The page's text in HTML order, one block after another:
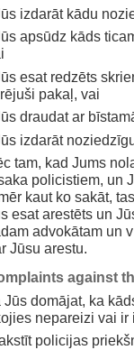
izdarāt kādu
apsūdz kāds
esat redzēts
pakaļ, vai
draudat ar
izdarāt
tam, kad Jums
policistiem, un
kaut ko sakāt,
esat arestēts un
advokātam un
Jūsu arestu.
against
Jūs domājat, ka
nepareizi vai
policijas